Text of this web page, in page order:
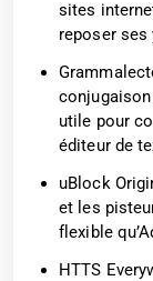
sites
reposer ses
utile pour
éditeur de
uBlock
et les
flexible
HTTS